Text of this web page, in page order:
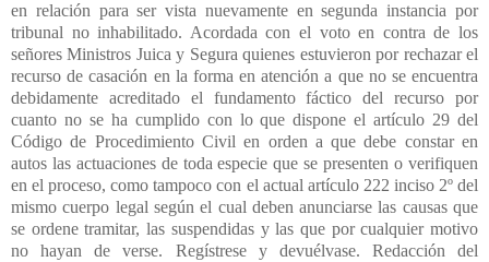
en relación para ser vista nuevamente en segunda instancia por
tribunal no inhabilitado. Acordada con el voto en contra de los
señores Ministros Juica y Segura quienes estuvieron por rechazar el
recurso de casación en la forma en atención a que no se encuentra
debidamente acreditado el fundamento fáctico del recurso por
cuanto no se ha cumplido con lo que dispone el artículo 29 del
Código de Procedimiento Civil en orden a que debe constar en
autos las actuaciones de toda especie que se presenten o verifiquen
en el proceso, como tampoco con el actual artículo 222 inciso 2º del
mismo cuerpo legal según el cual deben anunciarse las causas que
se ordene tramitar, las suspendidas y las que por cualquier motivo
no hayan de verse. Regístrese y devuélvase. Redacción del